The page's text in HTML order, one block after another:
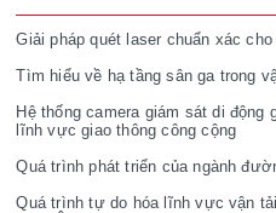
Giải pháp quét laser chuẩn xác
Tìm hiểu về hạ tầng sân ga trong
Hệ thống camera giám sát di động
lĩnh vực giao thông công cộng
Quá trình phát triển của ngành
Quá trình tự do hóa lĩnh vực vận